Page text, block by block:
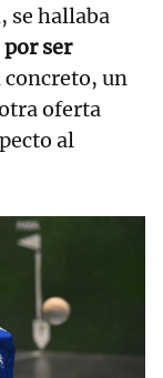
se hallaba
ser
concreto, un
oferta
al